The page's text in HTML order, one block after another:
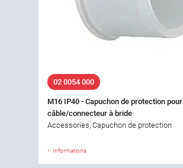
02 0054 000
M16 IP40 - Capuchon de protection pour
câble/connecteur à bride
Accessories, Capuchon de protection
Informations